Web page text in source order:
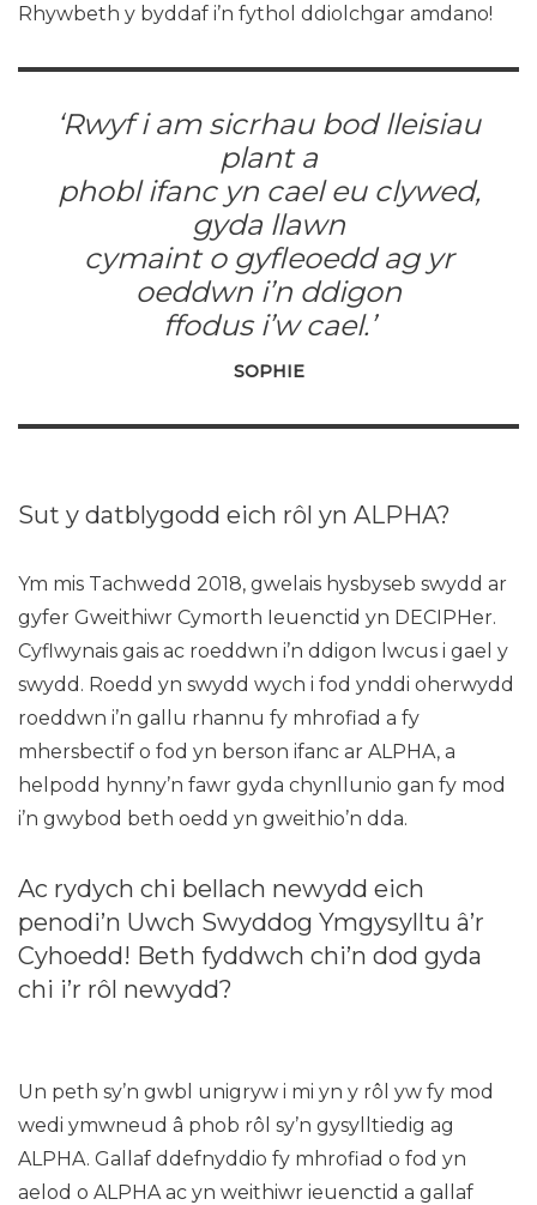
Rhywbeth y byddaf i’n fythol ddiolchgar amdano!
‘Rwyf i am sicrhau bod lleisiau
plant a
phobl ifanc yn cael eu clywed,
gyda llawn
cymaint o gyfleoedd ag yr
oeddwn i’n ddigon
ffodus i’w cael.’
SOPHIE
Sut y datblygodd eich rôl yn ALPHA?
Ym mis Tachwedd 2018, gwelais hysbyseb swydd ar
gyfer Gweithiwr Cymorth Ieuenctid yn DECIPHer.
Cyflwynais gais ac roeddwn i’n ddigon lwcus i gael y
swydd. Roedd yn swydd wych i fod ynddi oherwydd
roeddwn i’n gallu rhannu fy mhrofiad a fy
mhersbectif o fod yn berson ifanc ar ALPHA, a
helpodd hynny’n fawr gyda chynllunio gan fy mod
i’n gwybod beth oedd yn gweithio’n dda.
Ac rydych chi bellach newydd eich
penodi’n Uwch Swyddog Ymgysylltu â’r
Cyhoedd! Beth fyddwch chi’n dod gyda
chi i’r rôl newydd?
Un peth sy’n gwbl unigryw i mi yn y rôl yw fy mod
wedi ymwneud â phob rôl sy’n gysylltiedig ag
ALPHA. Gallaf ddefnyddio fy mhrofiad o fod yn
aelod o ALPHA ac yn weithiwr ieuenctid a gallaf